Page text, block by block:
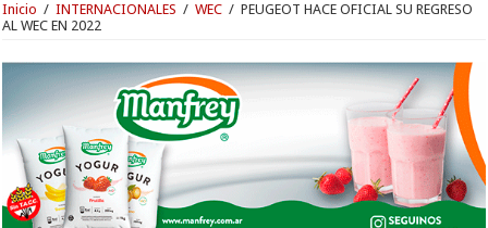
Inicio / INTERNACIONALES / WEC / PEUGEOT HACE OFICIAL SU REGRESO
AL WEC EN 2022